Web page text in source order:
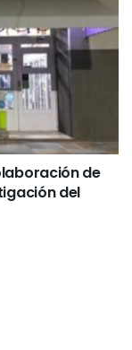
de
del